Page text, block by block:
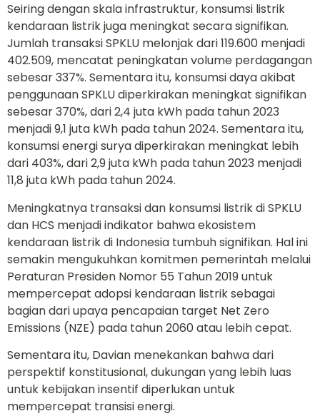
Seiring dengan skala infrastruktur, konsumsi listrik
kendaraan listrik juga meningkat secara signifikan.
Jumlah transaksi SPKLU melonjak dari 119.600 menjadi
402.509, mencatat peningkatan volume perdagangan
sebesar 337%. Sementara itu, konsumsi daya akibat
penggunaan SPKLU diperkirakan meningkat signifikan
sebesar 370%, dari 2,4 juta kWh pada tahun 2023
menjadi 9,1 juta kWh pada tahun 2024. Sementara itu,
konsumsi energi surya diperkirakan meningkat lebih
dari 403%, dari 2,9 juta kWh pada tahun 2023 menjadi
11,8 juta kWh pada tahun 2024.
Meningkatnya transaksi dan konsumsi listrik di SPKLU
dan HCS menjadi indikator bahwa ekosistem
kendaraan listrik di Indonesia tumbuh signifikan. Hal ini
semakin mengukuhkan komitmen pemerintah melalui
Peraturan Presiden Nomor 55 Tahun 2019 untuk
mempercepat adopsi kendaraan listrik sebagai
bagian dari upaya pencapaian target Net Zero
Emissions (NZE) pada tahun 2060 atau lebih cepat.
Sementara itu, Davian menekankan bahwa dari
perspektif konstitusional, dukungan yang lebih luas
untuk kebijakan insentif diperlukan untuk
mempercepat transisi energi.